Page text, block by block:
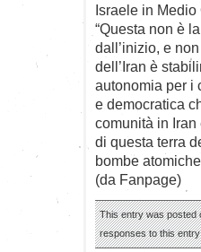
Israele in Medio
“Questa non è
dall’inizio, e
dell’Iran è
autonomia per i
e democratica
comunità in
di questa terra
bombe
(da Fanpage)
This entry was posted
responses to this